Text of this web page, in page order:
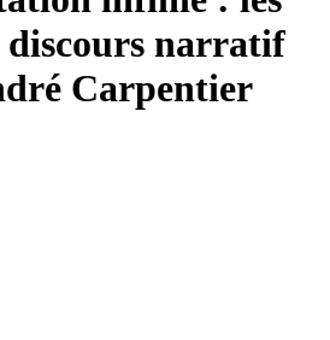
discours narratif
Carpentier